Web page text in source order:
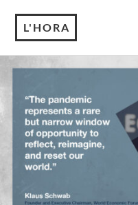
L'HORA